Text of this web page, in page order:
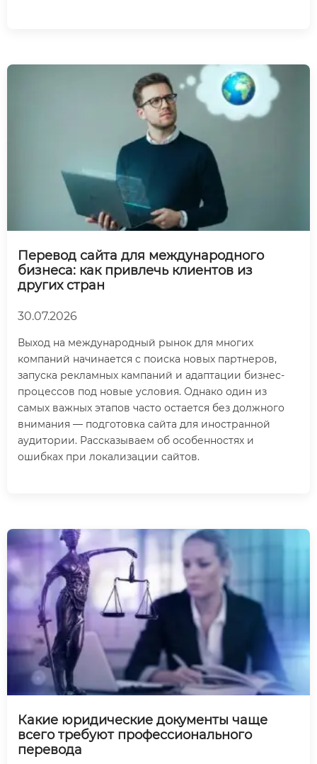
Перевод сайта для международного
бизнеса: как привлечь клиентов из
других стран
30.07.2026
Выход на международный рынок для многих
компаний начинается с поиска новых партнеров,
запуска рекламных кампаний и адаптации бизнес-
процессов под новые условия. Однако один из
самых важных этапов часто остается без должного
внимания — подготовка сайта для иностранной
аудитории. Рассказываем об особенностях и
ошибках при локализации сайтов.
Какие юридические документы чаще
всего требуют профессионального
перевода